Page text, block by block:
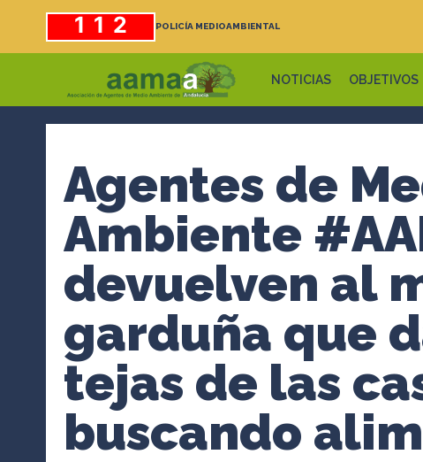
contenido
112 POLICÍA MEDIOAMBIENTAL
NOTICIAS OBJETIVOS
Agentes de
Ambiente
devuelven al
garduña que
tejas de las
buscando